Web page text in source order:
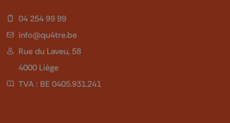
04 254 99 99
info@qu4tre.be
Rue du Laveu, 58
4000 Liège
TVA : BE 0405.931.241